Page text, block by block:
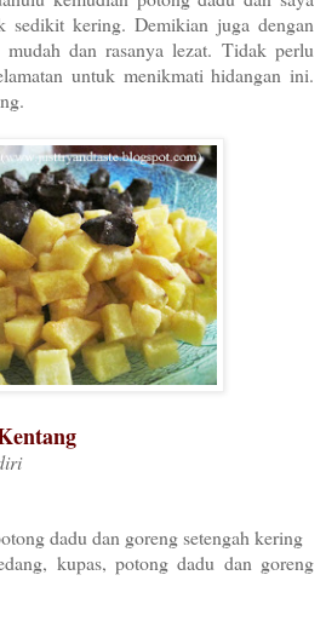
sedikit kering. Demikian juga dengan
mudah dan rasanya lezat. Tidak perlu
untuk menikmati hidangan ini.
dadu dan goreng setengah kering
kupas, potong dadu dan goreng